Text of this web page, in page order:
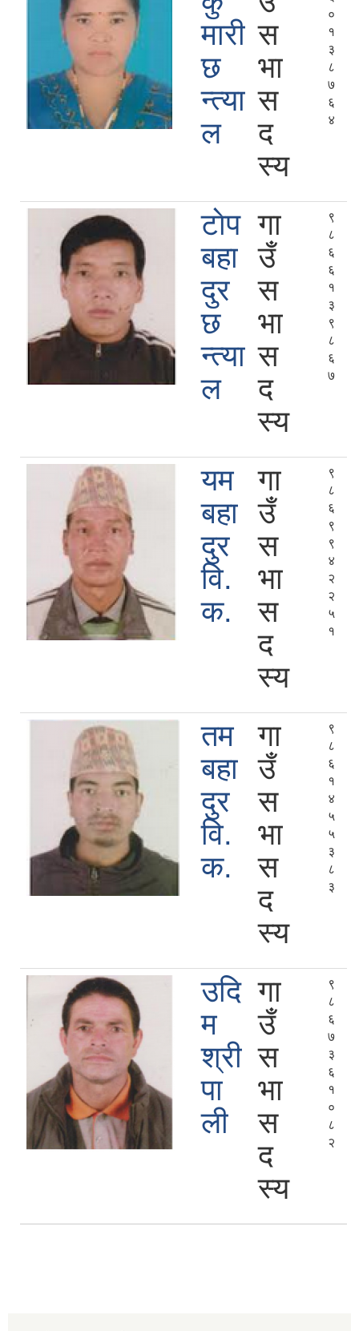
मारी
छ
न्त्या
ल
स
भा
स
द
स्य
०
१
३
८
७
६
४
टाेप
बहा
दुर
छ
न्त्या
ल
गा
उँ
स
भा
स
द
स्य
९
८
६
६
१
३
९
८
६
७
यम
बहा
दुर
वि.
क.
गा
उँ
स
भा
स
द
स्य
९
८
६
९
९
४
२
२
५
१
तम
बहा
दुर
वि.
क.
गा
उँ
स
भा
स
द
स्य
९
८
६
१
४
५
५
३
८
३
उदि
म
श्री
पा
ली
गा
उँ
स
भा
स
द
स्य
९
८
६
७
३
६
१
०
८
२